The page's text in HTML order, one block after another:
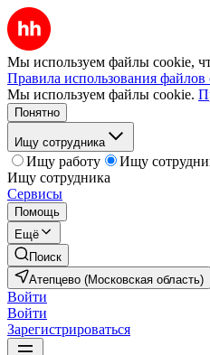
Мы используем файлы cookie,
Правила использования файлов
Мы используем файлы cookie.
Понятно
Ищу сотрудника
Ищу работу
Ищу
Ищу сотрудника
Сервисы
Помощь
Ещё
Поиск
Атепцево (Московская область)
Войти
Войти
Зарегистрироваться